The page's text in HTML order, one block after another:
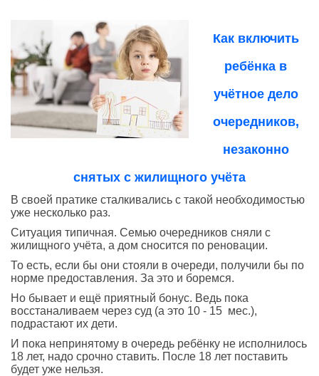
Как включить
ребёнка в
учётное дело
очередников,
незаконно
снятых с жилищного учёта
В своей пратике сталкивались с такой необходимостью
уже несколько раз.
Ситуация типичная. Семью очередников сняли с
жилищного учёта, а дом сносится по реновации.
То есть, если бы они стояли в очереди, получили бы по
норме предоставления. За это и боремся.
Но бывает и ещё приятный бонус. Ведь пока
восстаналиваем через суд (а это 10 - 15 мес.),
подрастают их дети.
И пока непринятому в очередь ребёнку не исполнилось
18 лет, надо срочно ставить. После 18 лет поставить
будет уже нельзя.